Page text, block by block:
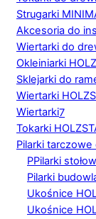
Strugarki
Akcesoria do
Wiertarki do
Okleiniarki
Sklejarki do
Wiertarki
Wiertarki7
Tokarki
Pilarki
PPilarki
Pilarki
Ukośnice
Ukośnice